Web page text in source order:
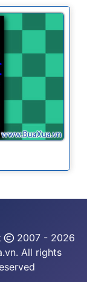
2007 - 2026
All rights